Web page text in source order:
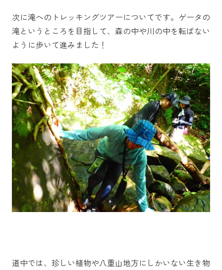
次に滝へのトレッキングツアーについてです。ゲータの
滝というところを目指して、森の中や川の中を転ばない
ように歩いて進みました！
道中では、珍しい植物や八重山地方にしかいない生き物